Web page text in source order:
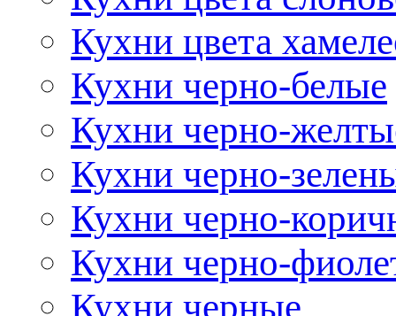
Кухни цвета
Кухни черно-белые
Кухни черно-
Кухни черно-
Кухни черно-
Кухни черно-
Кухни черные